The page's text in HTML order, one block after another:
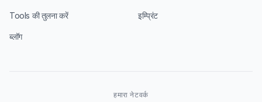
Tools की तुलना करें
ब्लॉग
इम्प्रिंट
हमारा नेटवर्क